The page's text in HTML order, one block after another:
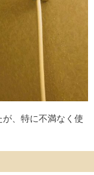
、特に不満なく使